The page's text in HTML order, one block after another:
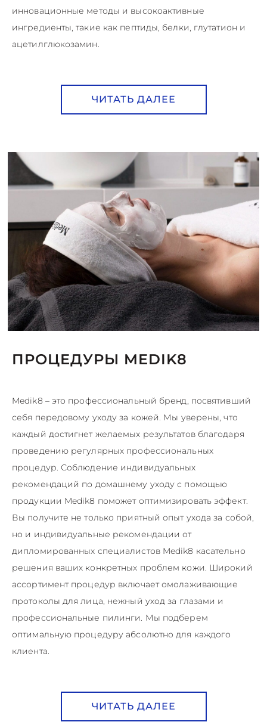
инновационные методы и высокоактивные
ингредиенты, такие как пептиды, белки, глутатион и
ацетилглюкозамин.
ЧИТАТЬ ДАЛЕЕ
ПРОЦЕДУРЫ MEDIK8
Medik8 – это профессиональный бренд, посвятивший
себя передовому уходу за кожей. Мы уверены, что
каждый достигнет желаемых результатов благодаря
проведению регулярных профессиональных
процедур. Соблюдение индивидуальных
рекомендаций по домашнему уходу с помощью
продукции Medik8 поможет оптимизировать эффект.
Вы получите не только приятный опыт ухода за собой,
но и индивидуальные рекомендации от
дипломированных специалистов Medik8 касательно
решения ваших конкретных проблем кожи. Широкий
ассортимент процедур включает омолаживающие
протоколы для лица, нежный уход за глазами и
профессиональные пилинги. Мы подберем
оптимальную процедуру абсолютно для каждого
клиента.
ЧИТАТЬ ДАЛЕЕ